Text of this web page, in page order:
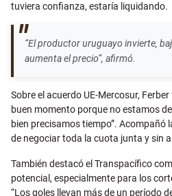
tuviera confianza, estaría liquidando.
“El productor uruguayo invierte,
aumenta el precio”, afirmó.
Sobre el acuerdo UE-Mercosur,
buen momento porque no estamos
bien precisamos tiempo”. Acompañó
de negociar toda la cuota junta y sin
También destacó el Transpacífico
potencial, especialmente para los
“Los goles llevan más de un período